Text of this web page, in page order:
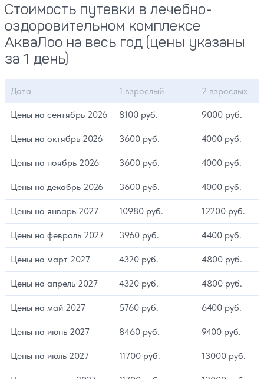
Стоимость путевки в лечебно-
оздоровительном комплексе
АкваЛоо на весь год (цены указаны
за 1 день)
Дата 1 взрослый 2 взрослых
Цены на сентябрь 2026 8100 руб. 9000 руб.
Цены на октябрь 2026 3600 руб. 4000 руб.
Цены на ноябрь 2026 3600 руб. 4000 руб.
Цены на декабрь 2026 3600 руб. 4000 руб.
Цены на январь 2027 10980 руб. 12200 руб.
Цены на февраль 2027 3960 руб. 4400 руб.
Цены на март 2027 4320 руб. 4800 руб.
Цены на апрель 2027 4320 руб. 4800 руб.
Цены на май 2027 5760 руб. 6400 руб.
Цены на июнь 2027 8460 руб. 9400 руб.
Цены на июль 2027 11700 руб. 13000 руб.